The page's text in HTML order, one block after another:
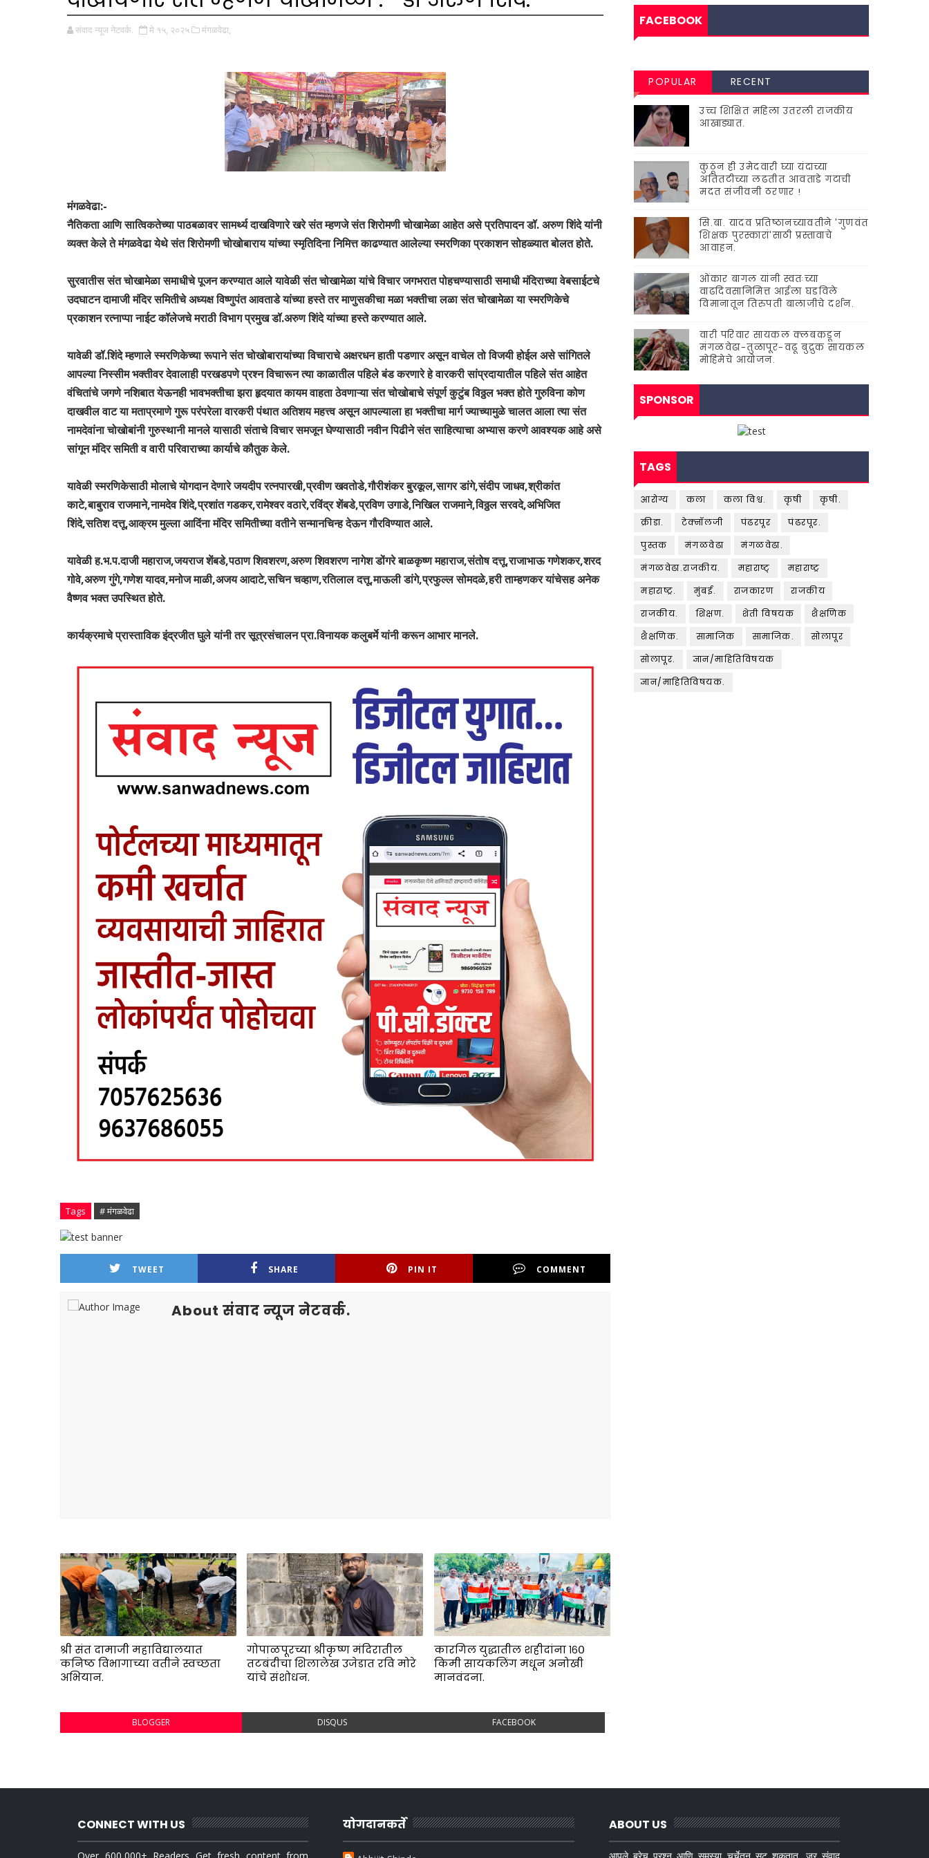
संवाद न्यूज नेटवर्क. मे १५, २०२५ मंगळवेढा,
मंगळवेढा:-
नैतिकता आणि सात्विकतेच्या पाठबळावर सामर्थ्य दाखविणारे खरे संत म्हणजे संत शिरोमणी चोखामेळा आहेत असे प्रतिपादन डॉ. अरुण शिंदे यांनी
व्यक्त केले ते मंगळवेढा येथे संत शिरोमणी चोखोबाराय यांच्या स्मृतिदिना निमित्त काढण्यात आलेल्या स्मरणिका प्रकाशन सोहळ्यात बोलत होते.
सुरवातीस संत चोखामेळा समाधीचे पूजन करण्यात आले यावेळी संत चोखामेळा यांचे विचार जगभरात पोहचण्यासाठी समाधी मंदिराच्या वेबसाईटचे
उदघाटन दामाजी मंदिर समितीचे अध्यक्ष विष्णुपंत आवताडे यांच्या हस्ते तर माणुसकीचा मळा भक्तीचा लळा संत चोखामेळा या स्मरणिकेचे
प्रकाशन रत्नाप्पा नाईट कॉलेजचे मराठी विभाग प्रमुख डॉ.अरुण शिंदे यांच्या हस्ते करण्यात आले.
यावेळी डॉ.शिंदे म्हणाले स्मरणिकेच्या रूपाने संत चोखोबारायांच्या विचाराचे अक्षरधन हाती पडणार असून वाचेल तो विजयी होईल असे सांगितले
आपल्या निस्सीम भक्तीवर देवालाही परखडपणे प्रश्न विचारून त्या काळातील पहिले बंड करणारे हे वारकरी सांप्रदायातील पहिले संत आहेत
वंचितांचे जगणे नशिबात येऊनही भावभक्तीचा झरा हृदयात कायम वाहता ठेवणाऱ्या संत चोखोबाचे संपूर्ण कुटुंब विठ्ठल भक्त होते गुरुविना कोण
दाखवील वाट या मताप्रमाणे गुरू परंपरेला वारकरी पंथात अतिशय महत्त्व असून आपल्याला हा भक्तीचा मार्ग ज्याच्यामुळे चालत आला त्या संत
नामदेवांना चोखोबांनी गुरुस्थानी मानले यासाठी संताचे विचार समजून घेण्यासाठी नवीन पिढीने संत साहित्याचा अभ्यास करणे आवश्यक आहे असे
सांगून मंदिर समिती व वारी परिवाराच्या कार्याचे कौतुक केले.
यावेळी स्मरणिकेसाठी मोलाचे योगदान देणारे जयदीप रत्नपारखी,प्रवीण खवतोडे,गौरीशंकर बुरकूल,सागर डांगे,संदीप जाधव,श्रीकांत
काटे,बाबुराव राजमाने,नामदेव शिंदे,प्रशांत गडकर,रामेश्वर वठारे,रविंद्र शेंबडे,प्रविण उगाडे,निखिल राजमाने,विठ्ठल सरवदे,अभिजित
शिंदे,सतिश दत्तू,आक्रम मुल्ला आदिंना मंदिर समितीच्या वतीने सन्मानचिन्ह देऊन गौरविण्यात आले.
यावेळी ह.भ.प.दाजी महाराज,जयराज शेंबडे,पठाण शिवशरण,अरुण शिवशरण नागेश डोंगरे बाळकृष्ण महाराज,संतोष दत्तू,राजाभाऊ गणेशकर,शरद
गोवे,अरुण गुंगे,गणेश यादव,मनोज माळी,अजय आदाटे,सचिन चव्हाण,रतिलाल दत्तू,माऊली डांगे,प्रफुल्ल सोमदळे,हरी ताम्हणकर यांचेसह अनेक
वैष्णव भक्त उपस्थित होते.
कार्यक्रमाचे प्रास्ताविक इंद्रजीत घुले यांनी तर सूत्रसंचालन प्रा.विनायक कलुबर्मे यांनी करून आभार मानले.
Tags # मंगळवेढा
TWEET SHARE PIN IT COMMENT
About संवाद न्यूज नेटवर्क.
श्री संत दामाजी महाविद्यालयात
कनिष्ठ विभागाच्या वतीने स्वच्छता
अभियान.
गोपाळपूरच्या श्रीकृष्ण मंदिरातील
तटबंदीचा शिलालेख उजेडात रवि मोरे
यांचे संशोधन.
कारगिल युद्धातील शहीदांना १६०
किमी सायकलिंग मधून अनोखी
मानवंदना.
BLOGGER DISQUS FACEBOOK
FACEBOOK
POPULAR RECENT
उच्च शिक्षित महिला उतरली राजकीय
आखाड्यात.
कुठून ही उमेदवारी घ्या यंदाच्या
अतितटीच्या लढतीत आवताडे गटाची
मदत संजीवनी ठरणार !
सि.बा. यादव प्रतिष्ठानच्यावतीने 'गुणवंत
शिक्षक पुरस्कारां'साठी प्रस्तावाचे
आवाहन.
ओंकार बागल यांनी स्वतःच्या
वाढदिवसानिमित्त आईला घडविले
विमानातून तिरुपती बालाजीचे दर्शन.
वारी परिवार सायकल क्लबकडून
मंगळवेढा-तुळापूर-वढू बुद्रुक सायकल
मोहिमेचे आयोजन.
SPONSOR
TAGS
आरोग्य कला कला विश्व. कृषी
कृषी.
क्रीडा.
टेक्नॉलजी पंढरपूर
पंढरपूर.
पुस्तक
मंगळवेढा
मंगळवेढा.
मंगळवेढा.राजकीय.
महाराष्ट्
महाराष्ट्र
महाराष्ट्र.
मुंबई. राजकारण
राजकीय
राजकीय.
शिक्षण. शेती विषयक
शैक्षणिक
शैक्षणिक.
सामाजिक सामाजिक.
सोलापूर
सोलापूर.
ज्ञान/माहितिविषयक
ज्ञान/माहितिविषयक.
CONNECT WITH US योगदानकर्ते ABOUT US